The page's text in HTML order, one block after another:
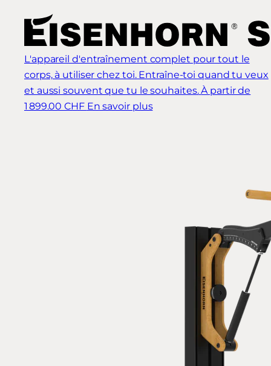
L'appareil d'entraînement complet pour tout le
corps, à utiliser chez toi. Entraîne-toi quand tu veux
et aussi souvent que tu le souhaites. À partir de
1 899.00 CHF En savoir plus